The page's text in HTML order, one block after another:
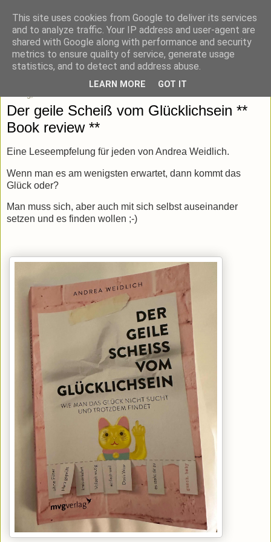
blick-punkt[e..]
Momentaufnahmen von unterwegs & daheim.
Der geile Scheiß vom Glücklichsein **
Book review **
Eine Leseempfelung für jeden von Andrea Weidlich.
Wenn man es am wenigsten erwartet, dann kommt das
Glück oder?
Man muss sich, aber auch mit sich selbst auseinander
setzen und es finden wollen ;-)
This site uses cookies from Google to deliver its services
and to analyze traffic. Your IP address and user-agent are
shared with Google along with performance and security
metrics to ensure quality of service, generate usage
statistics, and to detect and address abuse.
LEARN MORE GOT IT